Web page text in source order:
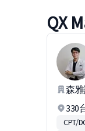
QX
森
330
CPT/